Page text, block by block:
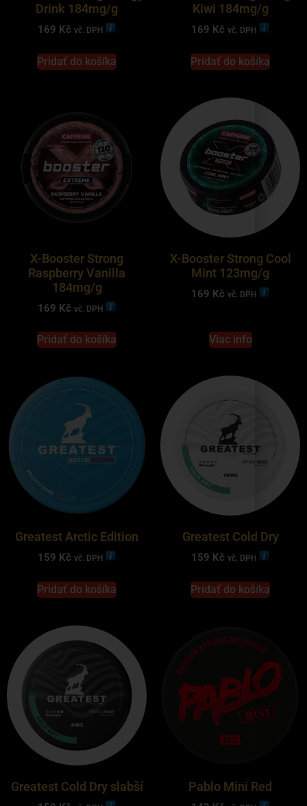
Drink 184mg/g
169 Kč vč. DPH
Pridať do košíka
Kiwi 184mg/g
169 Kč vč. DPH
Pridať do košíka
X-Booster Strong
Raspberry Vanilla
184mg/g
169 Kč vč. DPH
Pridať do košíka
X-Booster Strong Cool
Mint 123mg/g
169 Kč vč. DPH
Viac info
Greatest Arctic Edition
159 Kč vč. DPH
Pridať do košíka
Greatest Cold Dry
159 Kč vč. DPH
Pridať do košíka
Greatest Cold Dry slabší Pablo Mini Red